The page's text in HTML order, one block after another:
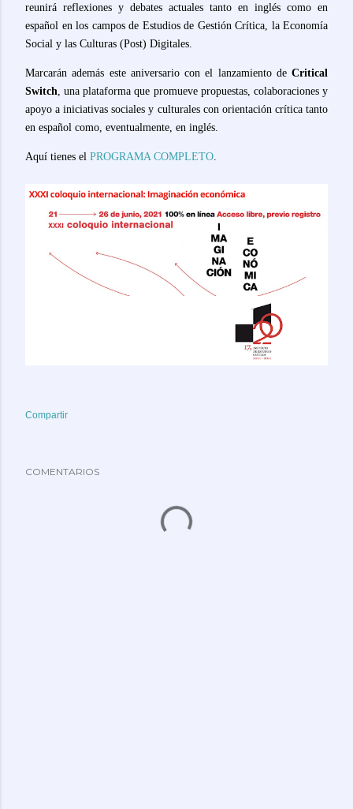
reunirá reflexiones y debates actuales tanto en inglés como en
español en los campos de Estudios de Gestión Crítica, la Economía
Social y las Culturas (Post) Digitales.
Marcarán además este aniversario con el lanzamiento de Critical
Switch , una plataforma que promueve propuestas, colaboraciones y
apoyo a iniciativas sociales y culturales con orientación crítica tanto
en español como, eventualmente, en inglés.
Aquí tienes el PROGRAMA COMPLETO
Compartir
COMENTARIOS